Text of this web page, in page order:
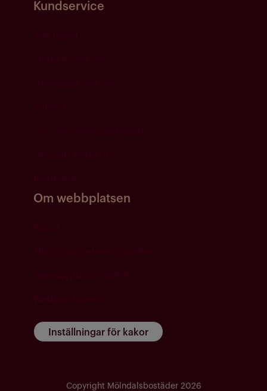
Kundservice
Om webbplatsen
Inställningar för kakor
Copyright Mölndalsbostäder 2026